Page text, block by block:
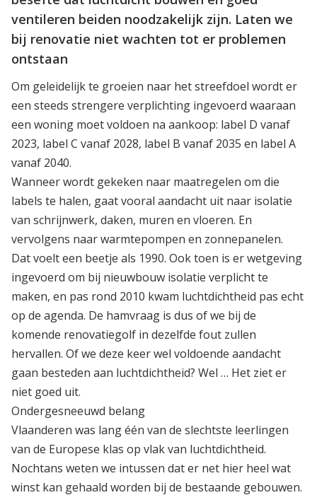
ventileren beiden noodzakelijk zijn. Laten we
bij renovatie niet wachten tot er problemen
ontstaan
Om geleidelijk te groeien naar het streefdoel wordt er
een steeds strengere verplichting ingevoerd waaraan
een woning moet voldoen na aankoop: label D vanaf
2023, label C vanaf 2028, label B vanaf 2035 en label A
vanaf 2040.
Wanneer wordt gekeken naar maatregelen om die
labels te halen, gaat vooral aandacht uit naar isolatie
van schrijnwerk, daken, muren en vloeren. En
vervolgens naar warmtepompen en zonnepanelen.
Dat voelt een beetje als 1990. Ook toen is er wetgeving
ingevoerd om bij nieuwbouw isolatie verplicht te
maken, en pas rond 2010 kwam luchtdichtheid pas echt
op de agenda. De hamvraag is dus of we bij de
komende renovatiegolf in dezelfde fout zullen
hervallen. Of we deze keer wel voldoende aandacht
gaan besteden aan luchtdichtheid? Wel … Het ziet er
niet goed uit.
Ondergesneeuwd belang
Vlaanderen was lang één van de slechtste leerlingen
van de Europese klas op vlak van luchtdichtheid.
Nochtans weten we intussen dat er net hier heel wat
winst kan gehaald worden bij de bestaande gebouwen.